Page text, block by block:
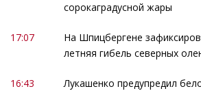
сорокаградусной жары
17:07
На Шпицбергене
летняя гибель северных
16:43
Лукашенко предупредил